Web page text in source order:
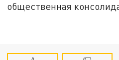
общественная